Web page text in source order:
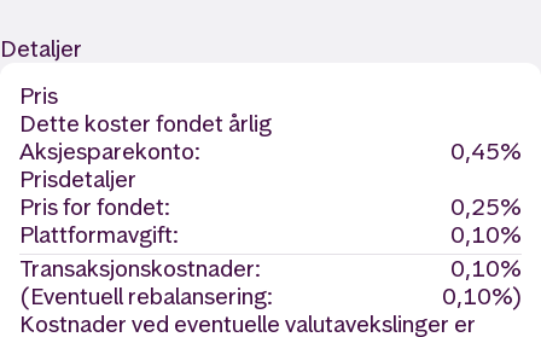
Detaljer
Pris
Dette koster fondet årlig
Aksjesparekonto:
0,45%
Prisdetaljer
Pris for fondet:
0,25%
Plattformavgift:
0,10%
Transaksjonskostnader:
0,10%
(Eventuell rebalansering:
0,10%)
Kostnader ved eventuelle valutavekslinger er